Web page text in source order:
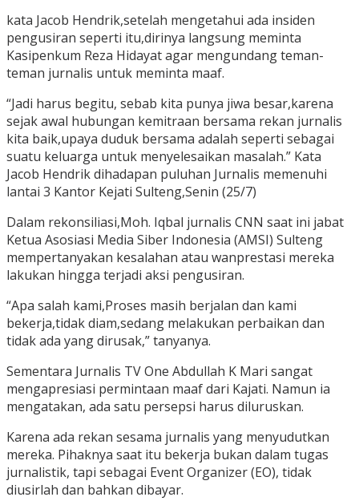
kata Jacob Hendrik,setelah mengetahui ada insiden
pengusiran seperti itu,dirinya langsung meminta
Kasipenkum Reza Hidayat agar mengundang teman-
teman jurnalis untuk meminta maaf.
“Jadi harus begitu, sebab kita punya jiwa besar,karena
sejak awal hubungan kemitraan bersama rekan jurnalis
kita baik,upaya duduk bersama adalah seperti sebagai
suatu keluarga untuk menyelesaikan masalah.” Kata
Jacob Hendrik dihadapan puluhan Jurnalis memenuhi
lantai 3 Kantor Kejati Sulteng,Senin (25/7)
Dalam rekonsiliasi,Moh. Iqbal jurnalis CNN saat ini jabat
Ketua Asosiasi Media Siber Indonesia (AMSI) Sulteng
mempertanyakan kesalahan atau wanprestasi mereka
lakukan hingga terjadi aksi pengusiran.
“Apa salah kami,Proses masih berjalan dan kami
bekerja,tidak diam,sedang melakukan perbaikan dan
tidak ada yang dirusak,” tanyanya.
Sementara Jurnalis TV One Abdullah K Mari sangat
mengapresiasi permintaan maaf dari Kajati. Namun ia
mengatakan, ada satu persepsi harus diluruskan.
Karena ada rekan sesama jurnalis yang menyudutkan
mereka. Pihaknya saat itu bekerja bukan dalam tugas
jurnalistik, tapi sebagai Event Organizer (EO), tidak
diusirlah dan bahkan dibayar.